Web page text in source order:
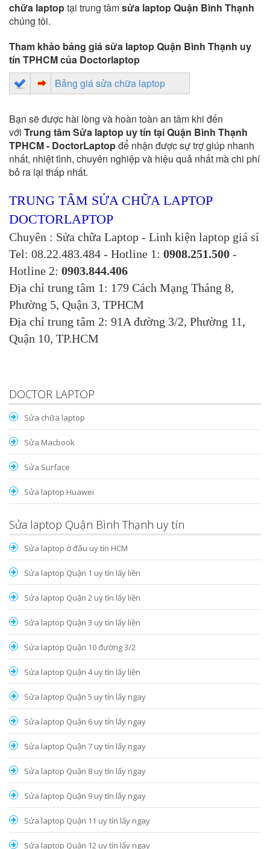
chữa laptoptại trung tâmsửa laptop Quận Bình Thạnh
chúng tôi.
Tham khảo bảng giá sửa laptop Quận Bình Thạnh uy
tín TPHCM của Doctorlaptop
Bảng giá sửa chữa laptop
Bạn sẽ được hài lòng và hoàn toàn an tâm khi đến
với Trung tâm Sửa laptop uy tín tại Quận Bình Thạnh
TPHCM - DoctorLaptopđể nhận được sự trợ giúp nhanh
nhất, nhiệt tình, chuyên nghiệp và hiệu quả nhất mà chi phí
bỏ ra lại thấp nhất.
TRUNG TÂM SỬA CHỮA LAPTOP
DOCTORLAPTOP
Chuyên : Sửa chữa Laptop - Linh kiện laptop giá sỉ
Tel: 08.22.483.484 - Hotline 1: 0908.251.500 -
Hotline 2: 0903.844.406
Địa chỉ trung tâm 1: 179 Cách Mạng Tháng 8,
Phường 5, Quận 3, TPHCM
Địa chỉ trung tâm 2: 91A đường 3/2, Phường 11,
Quận 10, TP.HCM
DOCTOR LAPTOP
Sửa chữa laptop
Sửa Macbook
Sửa Surface
Sửa laptop Huawei
Sửa laptop Quận Bình Thạnh uy tín
Sửa laptop ở đâu uy tín HCM
Sửa laptop Quận 1 uy tín lấy liền
Sửa laptop Quận 2 uy tín lấy liền
Sửa laptop Quận 3 uy tín lấy liền
Sửa laptop Quận 10 đường 3/2
Sửa laptop Quận 4 uy tín lấy liền
Sửa laptop Quận 5 uy tín lấy ngay
Sửa laptop Quận 6 uy tín lấy ngay
Sửa laptop Quận 7 uy tín lấy ngay
Sửa laptop Quận 8 uy tín lấy ngay
Sửa laptop Quận 9 uy tín lấy ngay
Sửa laptop Quận 11 uy tín lấy ngay
Sửa laptop Quận 12 uy tín lấy ngay